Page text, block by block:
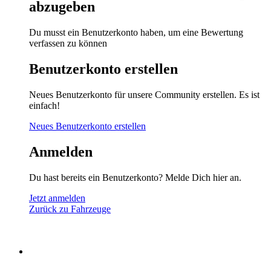
abzugeben
Du musst ein Benutzerkonto haben, um eine Bewertung
verfassen zu können
Benutzerkonto erstellen
Neues Benutzerkonto für unsere Community erstellen. Es ist
einfach!
Neues Benutzerkonto erstellen
Anmelden
Du hast bereits ein Benutzerkonto? Melde Dich hier an.
Jetzt anmelden
Zurück zu Fahrzeuge